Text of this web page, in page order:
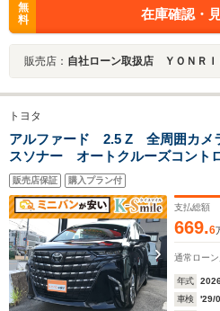
無
料
在庫確認・
販売店： 自社ローン取扱店 ＹＯＮＲＩ
トヨタ
アルファード 2.5 Z 全周囲カ
スソナー オートクルーズコント
ト 衝突被害軽減システム 両側
ートマチックハイビーム オート
ンプ サンルーフ
販売店保証 購入プラン付
支払総額
669.6
通常ローン
年式
車検
'29/